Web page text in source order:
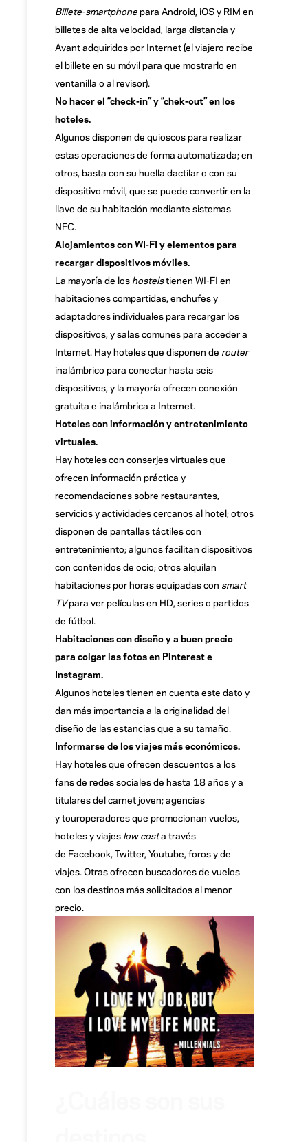
Billete-smartphonepara Android, iOS y RIM en
billetes de alta velocidad, larga distancia y
Avant adquiridos por Internet (el viajero recibe
el billete en su móvil para que mostrarlo en
ventanilla o al revisor).
No hacer el “check-in” y “chek-out” en los
hoteles.
Algunos disponen de quioscos para realizar
estas operaciones de forma automatizada; en
otros, basta con su huella dactilar o con su
dispositivo móvil, que se puede convertir en la
llave de su habitación mediante sistemas
NFC.
Alojamientos con WI-FI y elementos para
recargar dispositivos móviles.
La mayoría de los hostelstienen WI-FI en
habitaciones compartidas, enchufes y
adaptadores individuales para recargar los
dispositivos, y salas comunes para acceder a
Internet. Hay hoteles que disponen de router
inalámbrico para conectar hasta seis
dispositivos, y la mayoría ofrecen conexión
gratuita e inalámbrica a Internet.
Hoteles con información y entretenimiento
virtuales.
Hay hoteles con conserjes virtuales que
ofrecen información práctica y
recomendaciones sobre restaurantes,
servicios y actividades cercanos al hotel; otros
disponen de pantallas táctiles con
entretenimiento; algunos facilitan dispositivos
con contenidos de ocio; otros alquilan
habitaciones por horas equipadas con smart
TVpara ver películas en HD, series o partidos
de fútbol.
Habitaciones con diseño y a buen precio
para colgar las fotos en Pinterest e
Instagram.
Algunos hoteles tienen en cuenta este dato y
dan más importancia a la originalidad del
diseño de las estancias que a su tamaño.
Informarse de los viajes más económicos.
Hay hoteles que ofrecen descuentos a los
fans de redes sociales de hasta 18 años y a
titulares del carnet joven; agencias
y touroperadores que promocionan vuelos,
hoteles y viajes low costa través
de Facebook, Twitter, Youtube, foros y de
viajes. Otras ofrecen buscadores de vuelos
con los destinos más solicitados al menor
precio.